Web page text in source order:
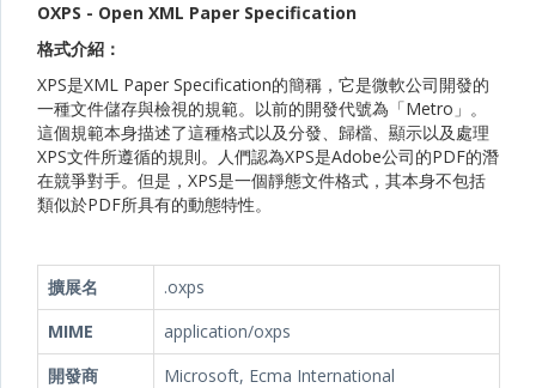
OXPS - Open XML Paper Specification
格式介紹：
XPS是XML Paper Specification的簡稱，它是微軟公司開發的
一種文件儲存與檢視的規範。以前的開發代號為「Metro」。
這個規範本身描述了這種格式以及分發、歸檔、顯示以及處理
XPS文件所遵循的規則。人們認為XPS是Adobe公司的PDF的潛
在競爭對手。但是，XPS是一個靜態文件格式，其本身不包括
類似於PDF所具有的動態特性。
擴展名
.oxps
MIME
application/oxps
開發商
Microsoft, Ecma International